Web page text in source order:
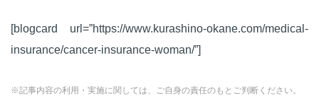
[blogcard url=”https://www.kurashino-okane.com/medical-
insurance/cancer-insurance-woman/”]
※記事内容の利用・実施に関しては、ご自身の責任のもとご判断ください。